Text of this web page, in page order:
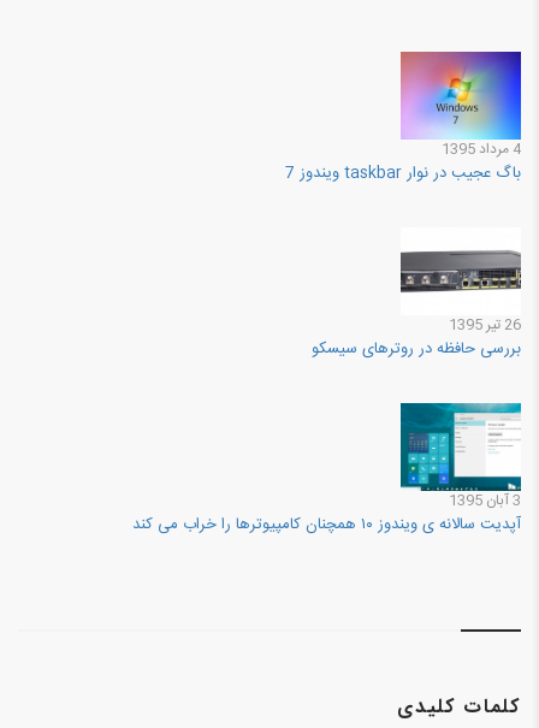
4 مرداد 1395
باگ عجیب در نوار taskbar ویندوز 7
26 تير 1395
بررسی حافظه در روترهای سیسکو
3 آبان 1395
آپدیت سالانه ی ویندوز ۱۰ همچنان کامپیوترها را خراب می کند
کلمات کلیدی